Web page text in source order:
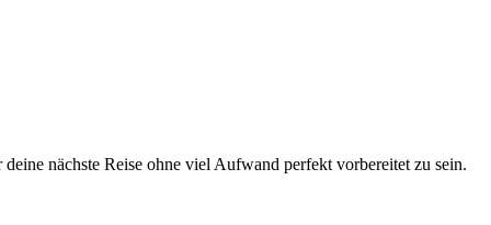
nächste Reise ohne viel Aufwand perfekt vorbereitet zu sein.